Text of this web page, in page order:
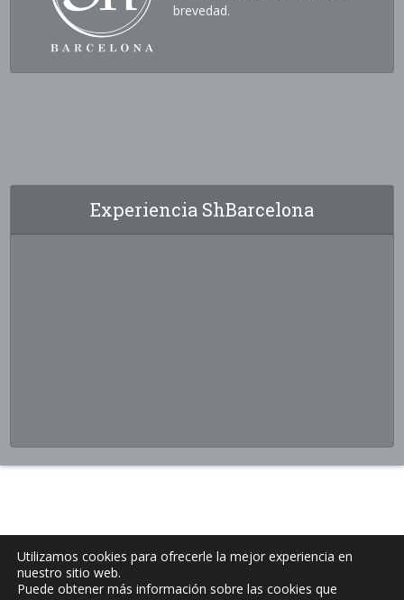
brevedad.
Experiencia ShBarcelona
Utilizamos cookies para ofrecerle la mejor experiencia en
nuestro sitio web.
Puede obtener más información sobre las cookies que